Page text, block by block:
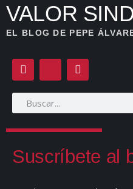
VALOR
EL BLOG DE PEPE
Suscríbete al